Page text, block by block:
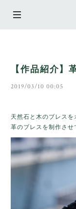
【作品紹介】
2019/03/10 00:05
天然石と木のブレス
革のブレスを制作させ